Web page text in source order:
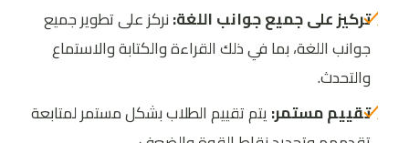
تركيز على جميع جوانب اللغة:نركز على تطوير جميع
جوانب اللغة، بما في ذلك القراءة والكتابة والاستماع
والتحدث.
تقييم مستمر:يتم تقييم الطلاب بشكل مستمر لمتابعة